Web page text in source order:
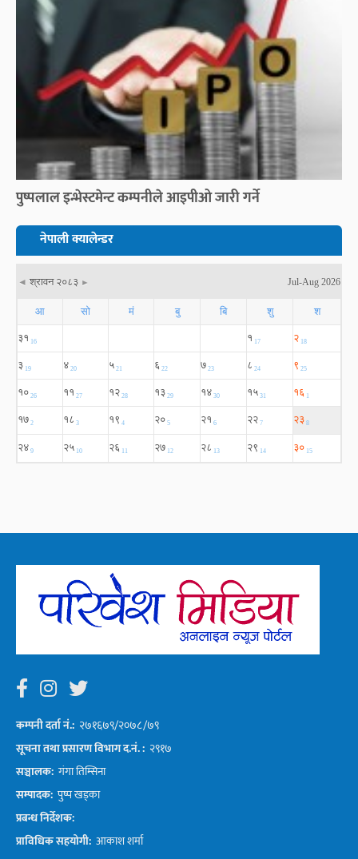
पुष्पलाल इन्भेस्टमेन्ट कम्पनीले आइपीओ जारी गर्ने
नेपाली क्यालेन्डर
कम्पनी दर्ता नं.: २७१६७९/२०७८/७९
सूचना तथा प्रसारण विभाग द.नं. : २९१७
सञ्चालक: गंगा तिम्सिना
सम्पादक: पुष्प खड्का
प्रबन्ध निर्देशक:
प्राविधिक सहयोगी: आकाश शर्मा